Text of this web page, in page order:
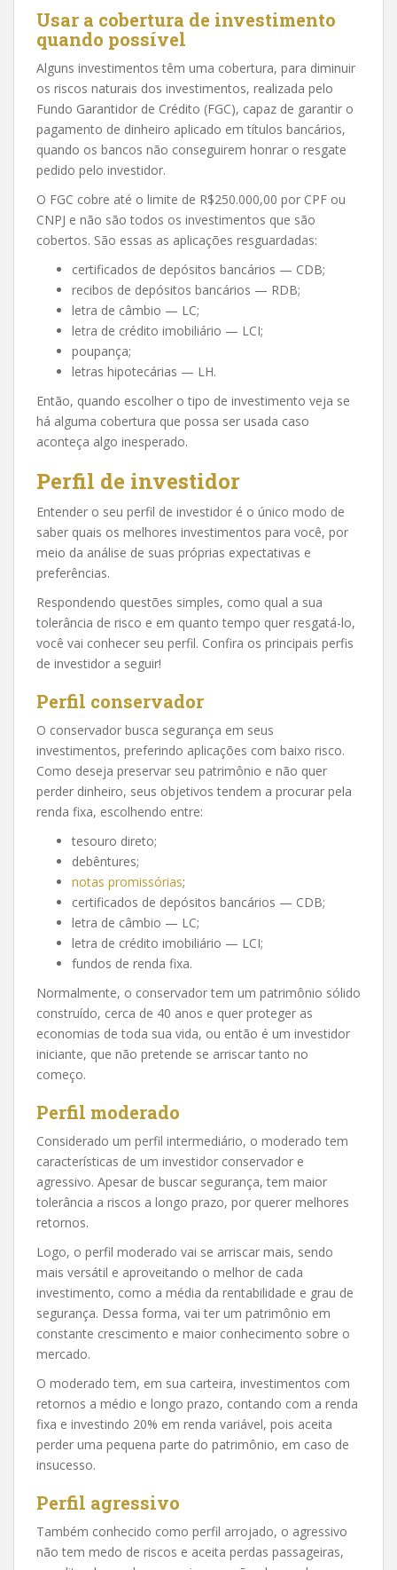
Usar a cobertura de investimento
quando possível
Alguns investimentos têm uma cobertura, para diminuir
os riscos naturais dos investimentos, realizada pelo
Fundo Garantidor de Crédito (FGC), capaz de garantir o
pagamento de dinheiro aplicado em títulos bancários,
quando os bancos não conseguirem honrar o resgate
pedido pelo investidor.
O FGC cobre até o limite de R$250.000,00 por CPF ou
CNPJ e não são todos os investimentos que são
cobertos. São essas as aplicações resguardadas:
certificados de depósitos bancários — CDB;
recibos de depósitos bancários — RDB;
letra de câmbio — LC;
letra de crédito imobiliário — LCI;
poupança;
letras hipotecárias — LH.
Então, quando escolher o tipo de investimento veja se
há alguma cobertura que possa ser usada caso
aconteça algo inesperado.
Perfil de investidor
Entender o seu perfil de investidor é o único modo de
saber quais os melhores investimentos para você, por
meio da análise de suas próprias expectativas e
preferências.
Respondendo questões simples, como qual a sua
tolerância de risco e em quanto tempo quer resgatá-lo,
você vai conhecer seu perfil. Confira os principais perfis
de investidor a seguir!
Perfil conservador
O conservador busca segurança em seus
investimentos, preferindo aplicações com baixo risco.
Como deseja preservar seu patrimônio e não quer
perder dinheiro, seus objetivos tendem a procurar pela
renda fixa, escolhendo entre:
tesouro direto;
debêntures;
notas promissórias;
certificados de depósitos bancários — CDB;
letra de câmbio — LC;
letra de crédito imobiliário — LCI;
fundos de renda fixa.
Normalmente, o conservador tem um patrimônio sólido
construído, cerca de 40 anos e quer proteger as
economias de toda sua vida, ou então é um investidor
iniciante, que não pretende se arriscar tanto no
começo.
Perfil moderado
Considerado um perfil intermediário, o moderado tem
características de um investidor conservador e
agressivo. Apesar de buscar segurança, tem maior
tolerância a riscos a longo prazo, por querer melhores
retornos.
Logo, o perfil moderado vai se arriscar mais, sendo
mais versátil e aproveitando o melhor de cada
investimento, como a média da rentabilidade e grau de
segurança. Dessa forma, vai ter um patrimônio em
constante crescimento e maior conhecimento sobre o
mercado.
O moderado tem, em sua carteira, investimentos com
retornos a médio e longo prazo, contando com a renda
fixa e investindo 20% em renda variável, pois aceita
perder uma pequena parte do patrimônio, em caso de
insucesso.
Perfil agressivo
Também conhecido como perfil arrojado, o agressivo
não tem medo de riscos e aceita perdas passageiras,